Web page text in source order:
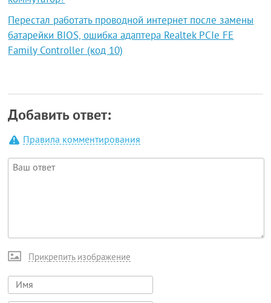
Перестал работать проводной интернет после замены
батарейки BIOS, ошибка адаптера Realtek PCIe FE
Family Controller (код 10)
Добавить ответ:
Правила комментирования
Прикрепить изображение